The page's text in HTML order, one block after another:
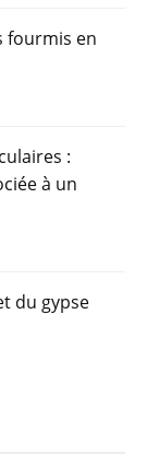
fourmis en
:
à un
du gypse